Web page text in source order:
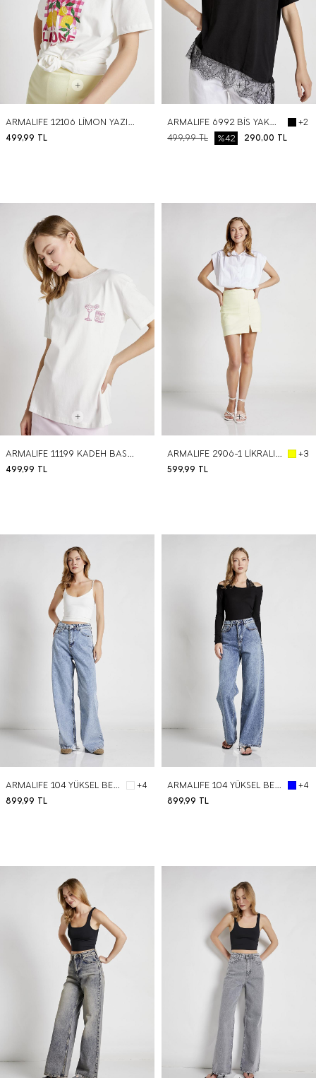
BEDEN SEÇ
ARMALIFE 12106 LİMON YAZILI BASKILI BİS YAKA KADIN T-SHIRT
499,99 TL
BEDEN SEÇ
ARMALIFE 6992 BİS YAKA TAŞ BASKILI ETEĞİ DANTEL DETAYLI KADIN T-SHIRT
+2
499,99TL 290,00 TL
%42
BEDEN SEÇ
ARMALIFE 11199 KADEH BASKILI NAKIŞLI BİS YAKA KADIN T-SHIRT
499,99 TL
BEDEN SEÇ
ARMALIFE 2906-1 LİKRALI YIRTMAÇ DETAYLI MİNİ KADIN ŞORT ETEK
+3
599,99 TL
BEDEN SEÇ
ARMALIFE 104 YÜKSEL BEL WIDE LEG DENIM KADIN PANTOLON
+4
899,99 TL
BEDEN SEÇ
ARMALIFE 104 YÜKSEL BEL WIDE LEG DENIM KADIN PANTOLON
+4
899,99 TL